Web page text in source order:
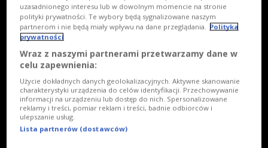
uzasadnionego interesu lub w dowolnym momencie na stronie
polityki prywatności. Te wybory będą sygnalizowane naszym
partnerom i nie będą miały wpływu na dane przeglądania. Polityka
prywatności
Wraz z naszymi partnerami przetwarzamy dane w
celu zapewnienia:
Użycie dokładnych danych geolokalizacyjnych. Aktywne skanowanie
charakterystyki urządzenia do celów identyfikacji. Przechowywanie
informacji na urządzeniu lub dostęp do nich. Spersonalizowane
reklamy i treści, pomiar reklam i treści, badnie odbiorców i
ulepszanie usług.
Lista partnerów (dostawców)